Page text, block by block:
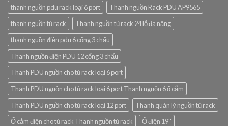
thanh nguồn pdu rack loại 6 port
Thanh nguồn Rack PDU AP9565
thanh nguồn tủ rack
Thanh nguồn tủ rack 24 lỗ đa năng
thanh nguồn điện pdu 6 cổng 3 chấu
Thanh nguồn điện PDU 12 cổng 3 chấu
Thanh PDU nguồn cho tủ rack loại 6 port
Thanh PDU nguồn cho tủ rack loại 6 port Thanh nguồn 6 ổ cắm
Thanh PDU nguồn cho tủ rack loại 12 port
Thanh quản lý nguồn tủ rack
Ổ cắm điện cho tủ rack Thanh nguồn tủ rack
Ổ điện 19''